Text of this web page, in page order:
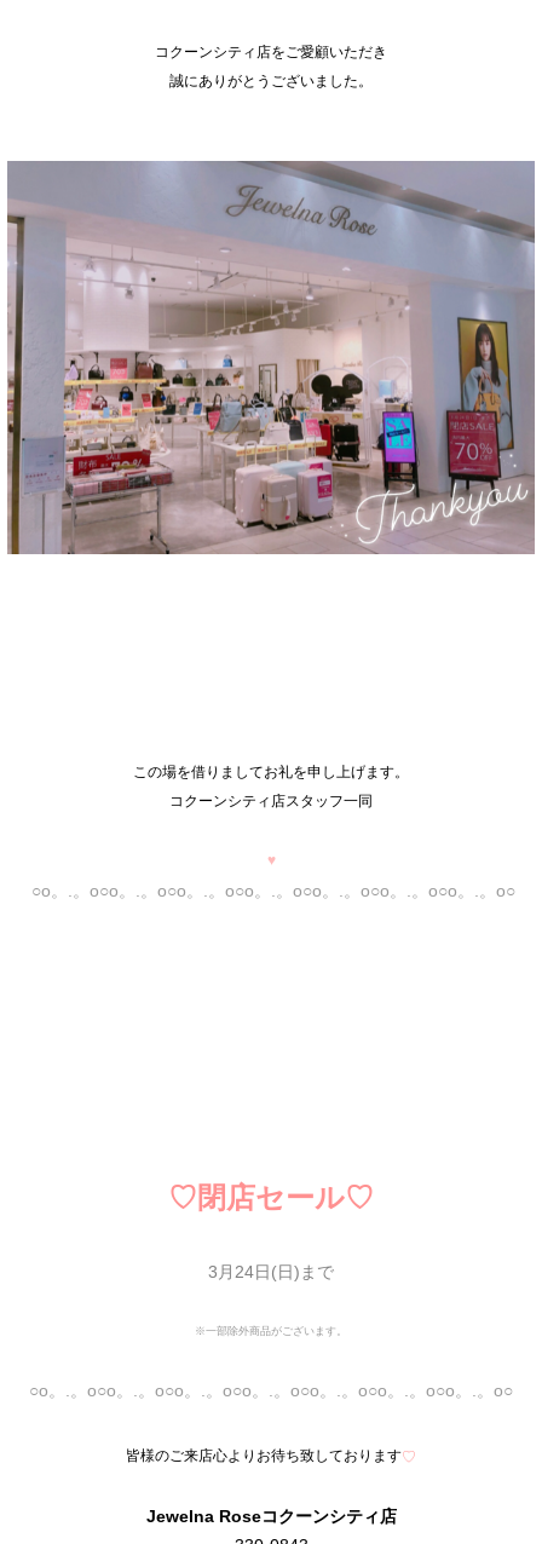
コクーンシティ店をご愛顧いただき
誠にありがとうございました。
この場を借りましてお礼を申し上げます。
コクーンシティ店スタッフ一同
♥
○o。.。o○o。.。o○o。.。o○o。.。o○o。.。o○o。.。o○o。.。o○
♡閉店セール♡
3月24日(日)まで
※一部除外商品がございます。
○o。.。o○o。.。o○o。.。o○o。.。o○o。.。o○o。.。o○o。.。o○
皆様のご来店心よりお待ち致しております♡
Jewelna Roseコクーンシティ店